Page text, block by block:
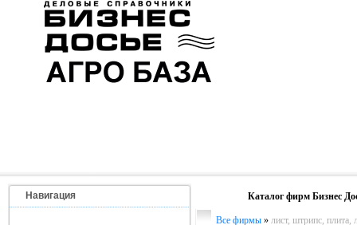
Навигация Каталог фирм Бизнес
Все фирмы » лист, штрипс, плита,